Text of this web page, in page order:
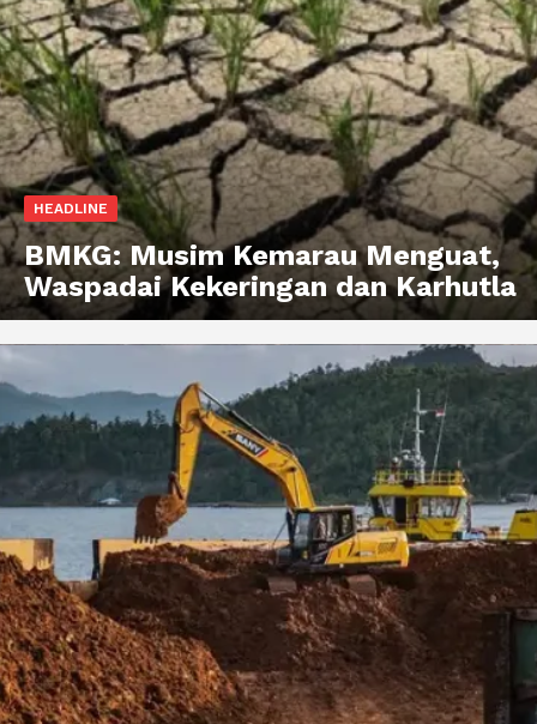
HEADLINE
BMKG: Musim Kemarau Menguat,
Waspadai Kekeringan dan Karhutla